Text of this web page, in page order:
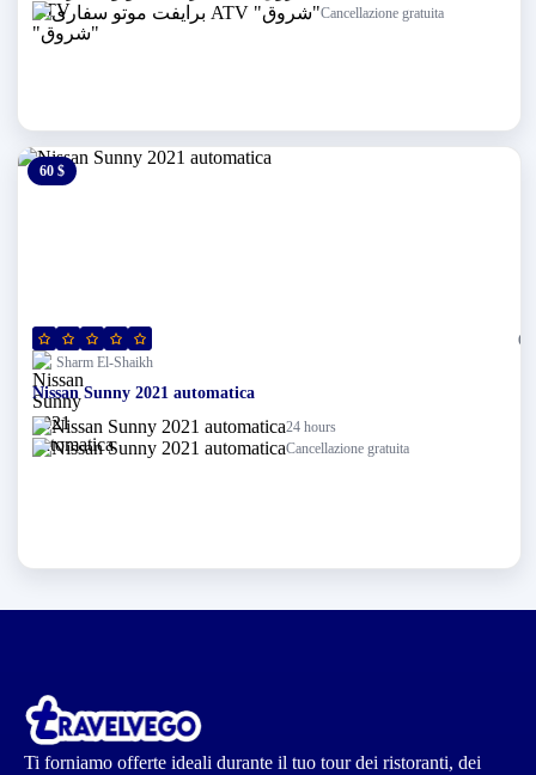
Cancellazione gratuita
60 $
(0)
Sharm El-Shaikh
Nissan Sunny 2021 automatica
24 hours
Cancellazione gratuita
Ti forniamo offerte ideali durante il tuo tour dei ristoranti, dei